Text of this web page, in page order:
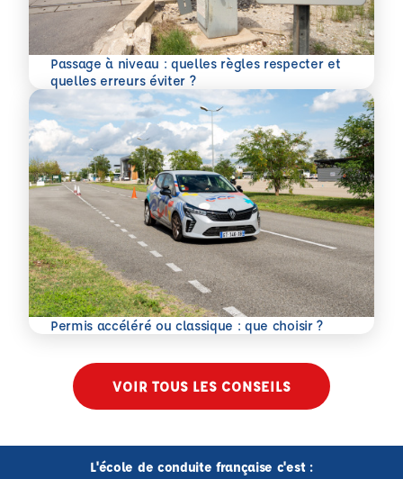
Passage à niveau : quelles règles respecter et
quelles erreurs éviter ?
En savoir plus
Permis accéléré ou classique : que choisir ?
En savoir plus
VOIR TOUS LES CONSEILS
L'école de conduite française c'est :